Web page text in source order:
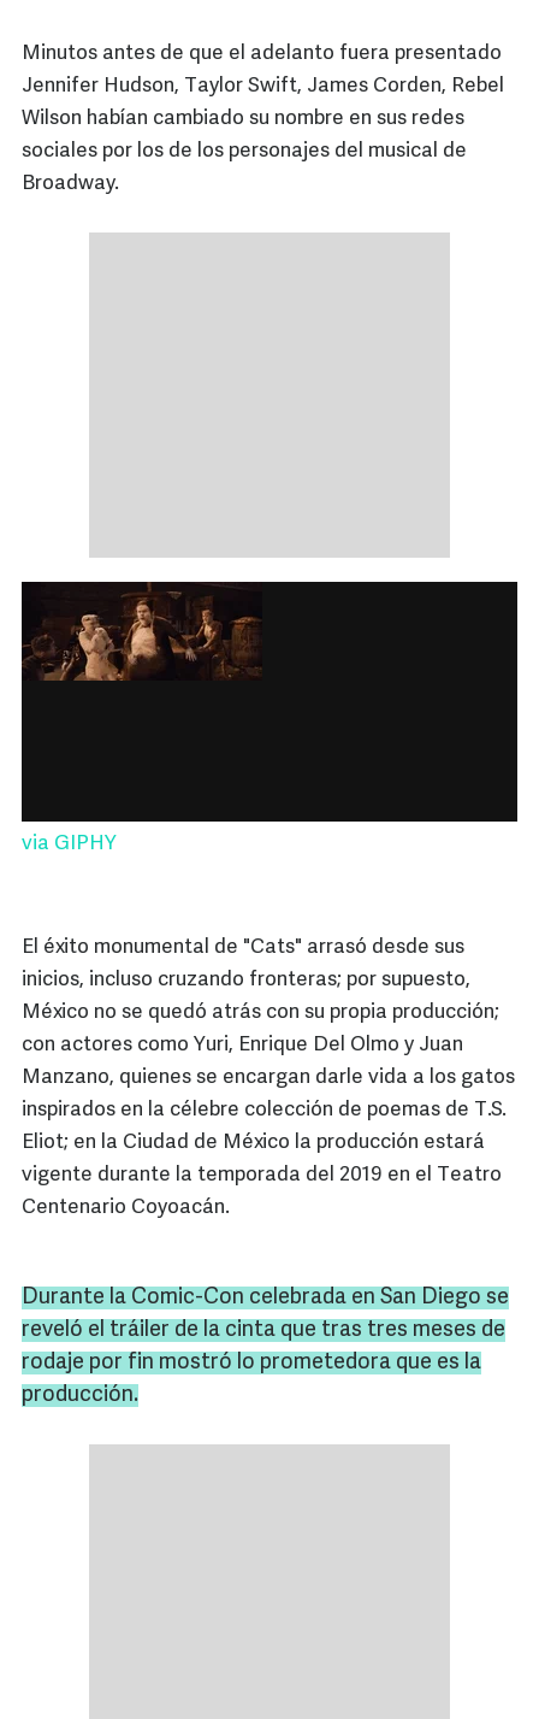
Minutos antes de que el adelanto fuera presentado
Jennifer Hudson, Taylor Swift, James Corden, Rebel
Wilson habían cambiado su nombre en sus redes
sociales por los de los personajes del musical de
Broadway.
via GIPHY
El éxito monumental de "Cats" arrasó desde sus
inicios, incluso cruzando fronteras; por supuesto,
México no se quedó atrás con su propia producción;
con actores como Yuri, Enrique Del Olmo y Juan
Manzano, quienes se encargan darle vida a los gatos
inspirados en la célebre colección de poemas de T.S.
Eliot; en la Ciudad de México la producción estará
vigente durante la temporada del 2019 en el Teatro
Centenario Coyoacán.
Durante la Comic-Con celebrada en San Diego se
reveló el tráiler de la cinta que tras tres meses de
rodaje por fin mostró lo prometedora que es la
producción.